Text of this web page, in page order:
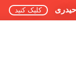
کلیک کنید